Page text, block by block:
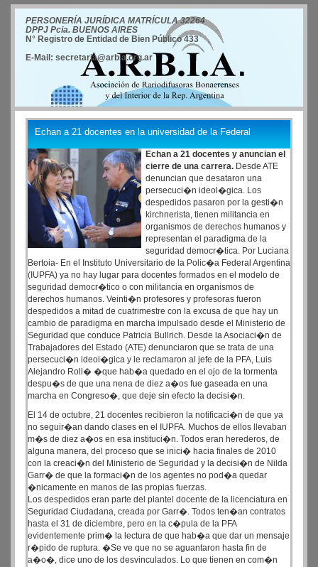
PERSONERÍA JURÍDICA MATRÍCULA 32264
DPPJ Pcia. BUENOS AIRES
N° Registro de Entidad de Bien Público 433
E-Mail: secretaria@arbia.org.ar
Echan a 21 docentes en la universidad de la Federal
Echan a 21 docentes y anuncian el
cierre de una carrera. Desde ATE
denuncian que desataron una
persecuci�n ideol�gica. Los
despedidos pasaron por la gesti�n
kirchnerista, tienen militancia en
organismos de derechos humanos y
representan el paradigma de la
seguridad democr�tica. Por Luciana
Bertoia- En el Instituto Universitario de la Polic�a Federal Argentina
(IUPFA) ya no hay lugar para docentes formados en el modelo de
seguridad democr�tico o con militancia en organismos de
derechos humanos. Veinti�n profesores y profesoras fueron
despedidos a mitad de cuatrimestre con la excusa de que hay un
cambio de paradigma en marcha impulsado desde el Ministerio de
Seguridad que conduce Patricia Bullrich. Desde la Asociaci�n de
Trabajadores del Estado (ATE) denunciaron que se trata de una
persecuci�n ideol�gica y le reclamaron al jefe de la PFA, Luis
Alejandro Roll� �que hab�a quedado en el ojo de la tormenta
despu�s de que una nena de diez a�os fue gaseada en una
marcha en Congreso�, que deje sin efecto la decisi�n.
El 14 de octubre, 21 docentes recibieron la notificaci�n de que ya
no seguir�an dando clases en el IUPFA. Muchos de ellos llevaban
m�s de diez a�os en esa instituci�n. Todos eran herederos, de
alguna manera, del proceso que se inici� hacia finales de 2010
con la creaci�n del Ministerio de Seguridad y la decisi�n de Nilda
Garr� de que la formaci�n de los agentes no pod�a quedar
�nicamente en manos de las propias fuerzas.
Los despedidos eran parte del plantel docente de la licenciatura en
Seguridad Ciudadana, creada por Garr�. Todos ten�an contratos
hasta el 31 de diciembre, pero en la c�pula de la PFA
evidentemente prim� la lectura de que hab�a que dar un mensaje
r�pido de ruptura. �Se ve que no se aguantaron hasta fin de
a�o�, dice uno de los desvinculados. Lo que tienen en com�n